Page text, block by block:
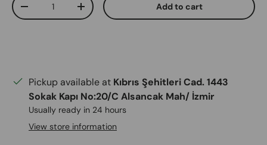
Decrease quantityIncrease quantity Add to cart
Pickup available at Kıbrıs Şehitleri Cad. 1443
Sokak Kapı No:20/C Alsancak Mah/ İzmir
Usually ready in 24 hours
View store information